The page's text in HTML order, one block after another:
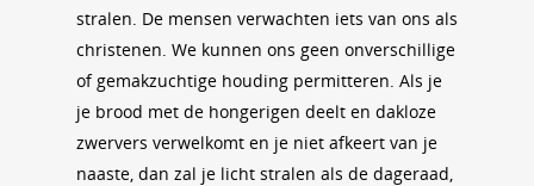
stralen. De mensen verwachten iets van ons als
christenen. We kunnen ons geen onverschillige
of gemakzuchtige houding permitteren. Als je
je brood met de hongerigen deelt en dakloze
zwervers verwelkomt en je niet afkeert van je
naaste, dan zal je licht stralen als de dageraad,